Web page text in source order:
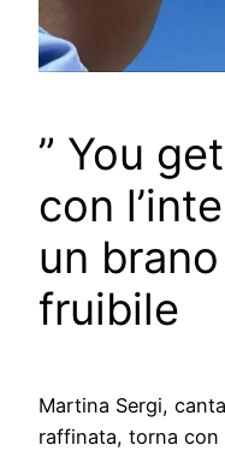
” You
con
un
fruibile
Martina Sergi,
raffinata, torna con